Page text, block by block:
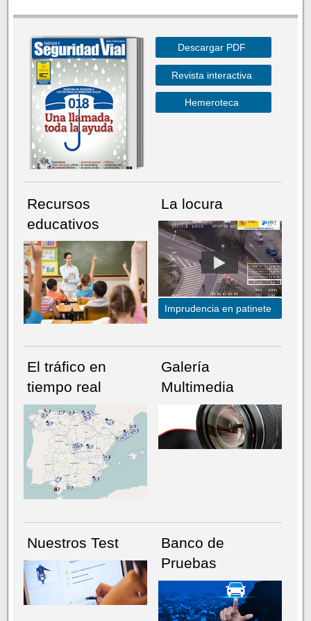
NÚMERO ACTUALHEMEROTECA
Descargar PDF
Revista interactiva
Hemeroteca
Recursos
educativos
La locura
Imprudencia en patinete
El tráfico en
tiempo real
Galería
Multimedia
Nuestros Test
Banco de
Pruebas